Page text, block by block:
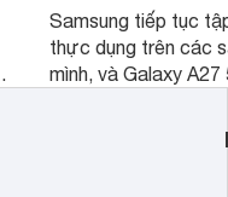
Samsung tiếp tục
thực dụng trên các
mình, và Galaxy
tới cho người dùng
lượng với nhiều